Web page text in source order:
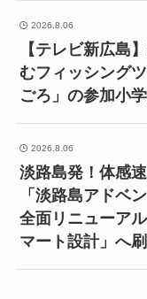
2026.8.06
【テレビ新広島
むフィッシング
ごろ」の参加小
2026.8.06
淡路島発！体感
「淡路島アドベ
全面リニューア
マート設計」へ